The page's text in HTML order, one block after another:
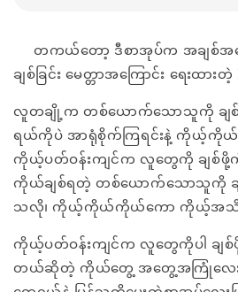
တကယ်တော့ ဒီစာအုပ်က အချစ်အကြ
ချစ်ခြင်း မေတ္တာအကြောင်း ရေးထာ
လူတချို့က တစ်ယောက်သောသူကို ချစ်ဖို့
ရယ်ကိုပဲ အာရုံစိုက်ကြရင်းနဲ့ ကိုယ့်ကိုယ်
ကိုယ့်ပတ်ဝန်းကျင်က လူတွေကို ချစ်ဖို့
ကိုယ်ချစ်ရတဲ့ တစ်ယောက်သောသူကို ခ
သလို၊ ကိုယ့်ကိုယ်ကိုယ်ကော ကိုယ့်အသိ
ကိုယ့်ပတ်ဝန်းကျင်က လူတွေကိုပါ ချစ်
တယ်ဆိုတဲ့ ကိုယ်တွေ့ အတွေ့အကြုံလေးတွ